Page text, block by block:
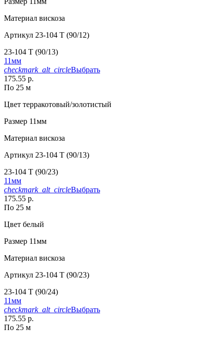
Материал вискоза
Артикул 23-104 T (90/12)
23-104 T (90/13)
11мм
checkmark_alt_circleВыбрать
175.55 р.
По 25 м
Цвет терракотовый/золотистый
Размер 11мм
Материал вискоза
Артикул 23-104 T (90/13)
23-104 T (90/23)
11мм
checkmark_alt_circleВыбрать
175.55 р.
По 25 м
Цвет белый
Размер 11мм
Материал вискоза
Артикул 23-104 T (90/23)
23-104 T (90/24)
11мм
checkmark_alt_circleВыбрать
175.55 р.
По 25 м